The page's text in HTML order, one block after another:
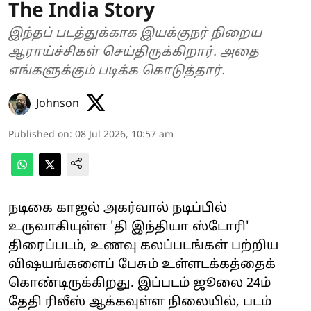
The India Story
இந்தப் படத்துக்காக இயக்குநர் நிறைய
ஆராய்ச்சிகள் செய்திருக்கிறார். அதை
எங்களுக்கும் படிக்க கொடுத்தார்.
Johnson
Published on: 08 Jul 2026, 10:57 am
நடிகை காஜல் அகர்வால் நடிப்பில்
உருவாகியுள்ள 'தி இந்தியா ஸ்டோரி'
திரைப்படம், உணவு கலப்படங்கள் பற்றிய
விஷயங்களைப் பேசும் உள்ளடக்கத்தைக்
கொண்டிருக்கிறது. இப்படம் ஜூலை 24ம்
தேதி ரிலீஸ் ஆக்கவுள்ள நிலையில், படம்